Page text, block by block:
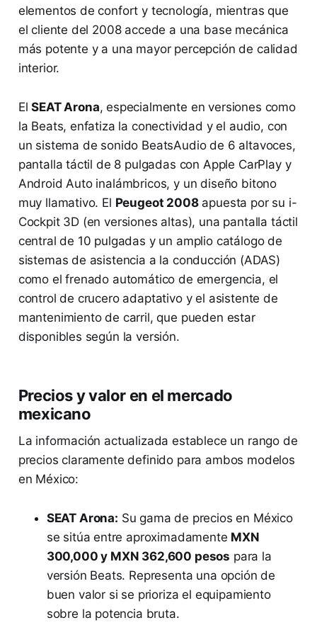
elementos de confort y tecnología, mientras que
el cliente del 2008 accede a una base mecánica
más potente y a una mayor percepción de calidad
interior.
ElSEAT Arona, especialmente en versiones como
la Beats, enfatiza la conectividad y el audio, con
un sistema de sonido BeatsAudio de 6 altavoces,
pantalla táctil de 8 pulgadas con Apple CarPlay y
Android Auto inalámbricos, y un diseño bitono
muy llamativo. El Peugeot 2008apuesta por su i-
Cockpit 3D (en versiones altas), una pantalla táctil
central de 10 pulgadas y un amplio catálogo de
sistemas de asistencia a la conducción (ADAS)
como el frenado automático de emergencia, el
control de crucero adaptativo y el asistente de
mantenimiento de carril, que pueden estar
disponibles según la versión.
Precios y valor en el mercado
mexicano
La información actualizada establece un rango de
precios claramente definido para ambos modelos
en México:
SEAT Arona: Su gama de precios en México
se sitúa entre aproximadamente MXN
300,000 y MXN 362,600 pesos para la
versión Beats. Representa una opción de
buen valor si se prioriza el equipamiento
sobre la potencia bruta.